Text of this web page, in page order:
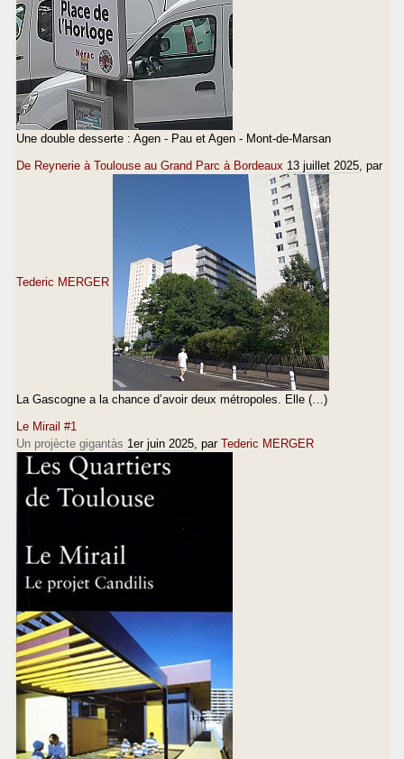
Une double desserte : Agen - Pau et Agen - Mont-de-Marsan
De Reynerie à Toulouse au Grand Parc à Bordeaux 13 juillet 2025, par
Tederic MERGER
La Gascogne a la chance d’avoir deux métropoles. Elle (…)
Le Mirail #1
Un projècte gigantàs 1er juin 2025, par Tederic MERGER